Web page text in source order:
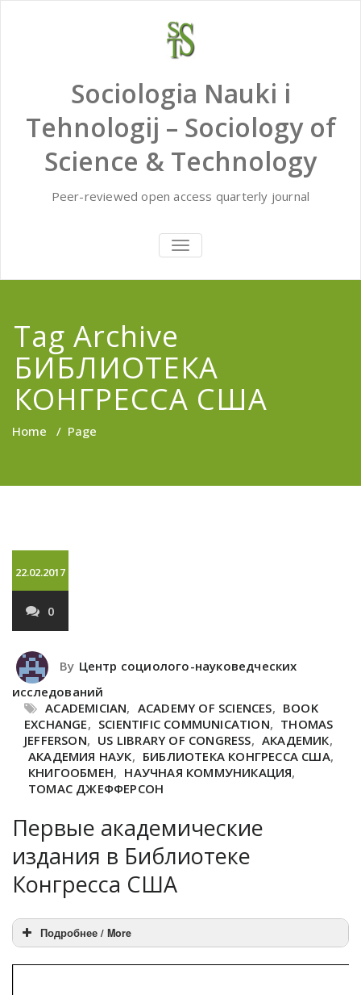
Sociologia Nauki i
Tehnologij – Sociology of
Science & Technology
Peer-reviewed open access quarterly journal
TOGGLE
NAVIGATION
Tag Archive
БИБЛИОТЕКА
КОНГРЕССА США
Home / Page
22.02.2017
0
By Центр социолого-науковедческих
исследований
ACADEMICIAN, ACADEMY OF SCIENCES, BOOK
EXCHANGE, SCIENTIFIC COMMUNICATION, THOMAS
JEFFERSON, US LIBRARY OF CONGRESS, АКАДЕМИК,
АКАДЕМИЯ НАУК, БИБЛИОТЕКА КОНГРЕССА США,
КНИГООБМЕН, НАУЧНАЯ КОММУНИКАЦИЯ,
ТОМАС ДЖЕФФЕРСОН
Первые академические
издания в Библиотеке
Конгресса США
Подробнее / More